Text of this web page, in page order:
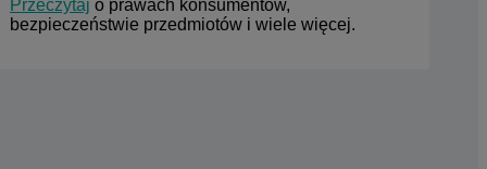
Przeczytaj o prawach konsumentów,
bezpieczeństwie przedmiotów i wiele więcej.